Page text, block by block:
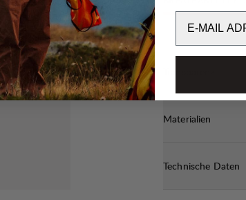
Materialien
Technische Daten